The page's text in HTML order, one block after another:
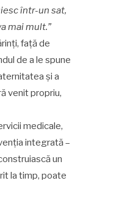
într-un sat,
mai mult.”
față de
de a le spune
și a
venit propriu,
medicale,
integrată –
un
la timp, poate